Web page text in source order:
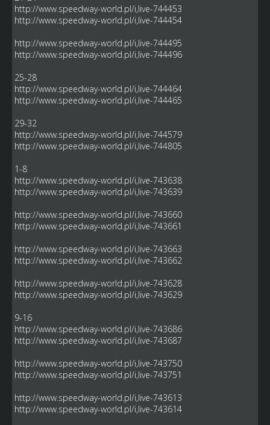
http://www.speedway-world.pl/i,live-744453
http://www.speedway-world.pl/i,live-744454
http://www.speedway-world.pl/i,live-744495
http://www.speedway-world.pl/i,live-744496
25-28
http://www.speedway-world.pl/i,live-744464
http://www.speedway-world.pl/i,live-744465
29-32
http://www.speedway-world.pl/i,live-744579
http://www.speedway-world.pl/i,live-744805
1-8
http://www.speedway-world.pl/i,live-743638
http://www.speedway-world.pl/i,live-743639
http://www.speedway-world.pl/i,live-743660
http://www.speedway-world.pl/i,live-743661
http://www.speedway-world.pl/i,live-743663
http://www.speedway-world.pl/i,live-743662
http://www.speedway-world.pl/i,live-743628
http://www.speedway-world.pl/i,live-743629
9-16
http://www.speedway-world.pl/i,live-743686
http://www.speedway-world.pl/i,live-743687
http://www.speedway-world.pl/i,live-743750
http://www.speedway-world.pl/i,live-743751
http://www.speedway-world.pl/i,live-743613
http://www.speedway-world.pl/i,live-743614